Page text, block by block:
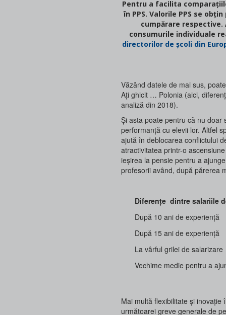
Pentru a facilita comparațiile internaționale, salariile au fost convertite din monedele naționale
în PPS. Valorile PPS se
cumpărare
consumurile individuale
directorilor de școli din
Văzând datele de mai sus,
Ați ghicit … Polonia (aici,
analiză din 2018).
Și asta poate pentru că nu doar
performanță cu elevii lor. Altfel
ajută în deblocarea conflictului
atractivitatea printr-o
ieșirea la pensie pentru a
profesorii având, după părerea
Diferențe dintre salariile
După 10 ani de experiență
După 15 ani de experiență
La vârful grilei de salarizare
Vechime medie pentru a
Mai multă flexibilitate și
următoarei greve generale de